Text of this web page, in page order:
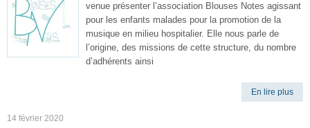
venue présenter l’association Blouses Notes agissant
pour les enfants malades pour la promotion de la
musique en milieu hospitalier. Elle nous parle de
l’origine, des missions de cette structure, du nombre
d’adhérents ainsi
En lire plus
14 février 2020